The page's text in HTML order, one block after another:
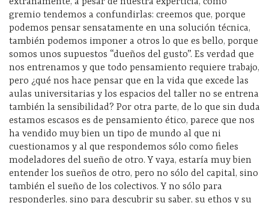
gremio tendemos a confundirlas: creemos que, porque
podemos pensar sensatamente en una solución técnica,
también podemos imponer a otros lo que es bello, porque
somos unos supuestos “dueños del gusto”. Es verdad que
nos entrenamos y que todo pensamiento requiere trabajo,
pero ¿qué nos hace pensar que en la vida que excede las
aulas universitarias y los espacios del taller no se entrena
también la sensibilidad? Por otra parte, de lo que sin duda
estamos escasos es de pensamiento ético, parece que nos
ha vendido muy bien un tipo de mundo al que ni
cuestionamos y al que respondemos sólo como fieles
modeladores del sueño de otro. Y vaya, estaría muy bien
entender los sueños de otro, pero no sólo del capital, sino
también el sueño de los colectivos. Y no sólo para
responderles, sino para descubrir su saber, su ethos y su